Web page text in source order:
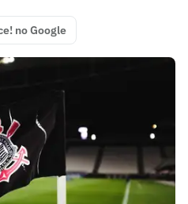
no Google